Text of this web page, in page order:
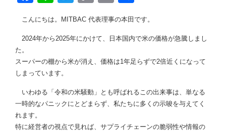
こんにちは。MITBAC 代表理事の本田です。
2024年から2025年にかけて、日本国内で米の価格が急騰しまし
た。
スーパーの棚から米が消え、価格は1年足らずで2倍近くになって
しまっています。
いわゆる「令和の米騒動」とも呼ばれるこの出来事は、単なる
一時的なパニックにとどまらず、私たちに多くの示唆を与えてく
れます。
特に経営者の視点で見れば、サプライチェーンの脆弱性や情報の